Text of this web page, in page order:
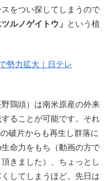
をつい探してしまうので
ツルノゲイトウ」
という植
勢力拡大｜日テレ
鶏頭）は南米原産の外来
ることが可能です。それ
破片からも再生し群落に
命力をもち（動画の方で
きました）、ちょっとし
してしまうほど。先日は